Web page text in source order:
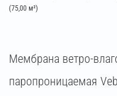
(75,00 м²)
Мембрана ветро-
паропроницаемая